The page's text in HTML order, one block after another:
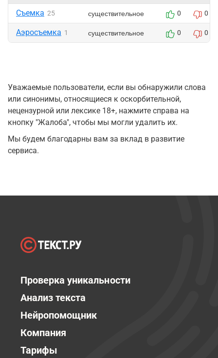
Съемка 25 существительное 0 0
Аэросъемка 1 существительное 0 0
Уважаемые пользователи, если вы обнаружили слова
или синонимы, относящиеся к оскорбительной,
нецензурной или лексике 18+, нажмите справа на
кнопку "Жалоба", чтобы мы могли удалить их.
Мы будем благодарны вам за вклад в развитие
сервиса.
Проверка уникальности
Анализ текста
Нейропомощник
Компания
Тарифы